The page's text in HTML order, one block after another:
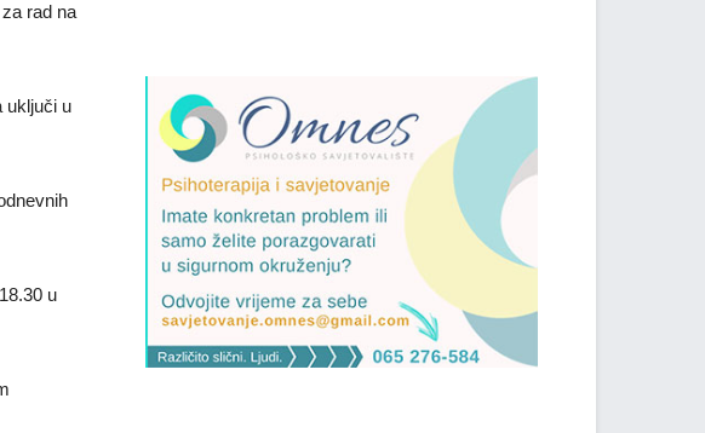
rad na
uključi u
u